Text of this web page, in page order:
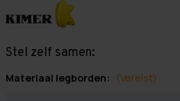
Stel zelf samen:
Materiaal legborden: (Vereist)